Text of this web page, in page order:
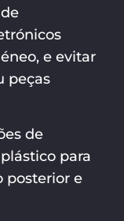
e evitar
peças
de
para
posterior e